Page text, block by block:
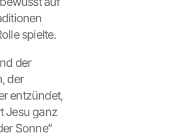
spielte.
der
der
entzündet,
Jesu ganz
Sonne“